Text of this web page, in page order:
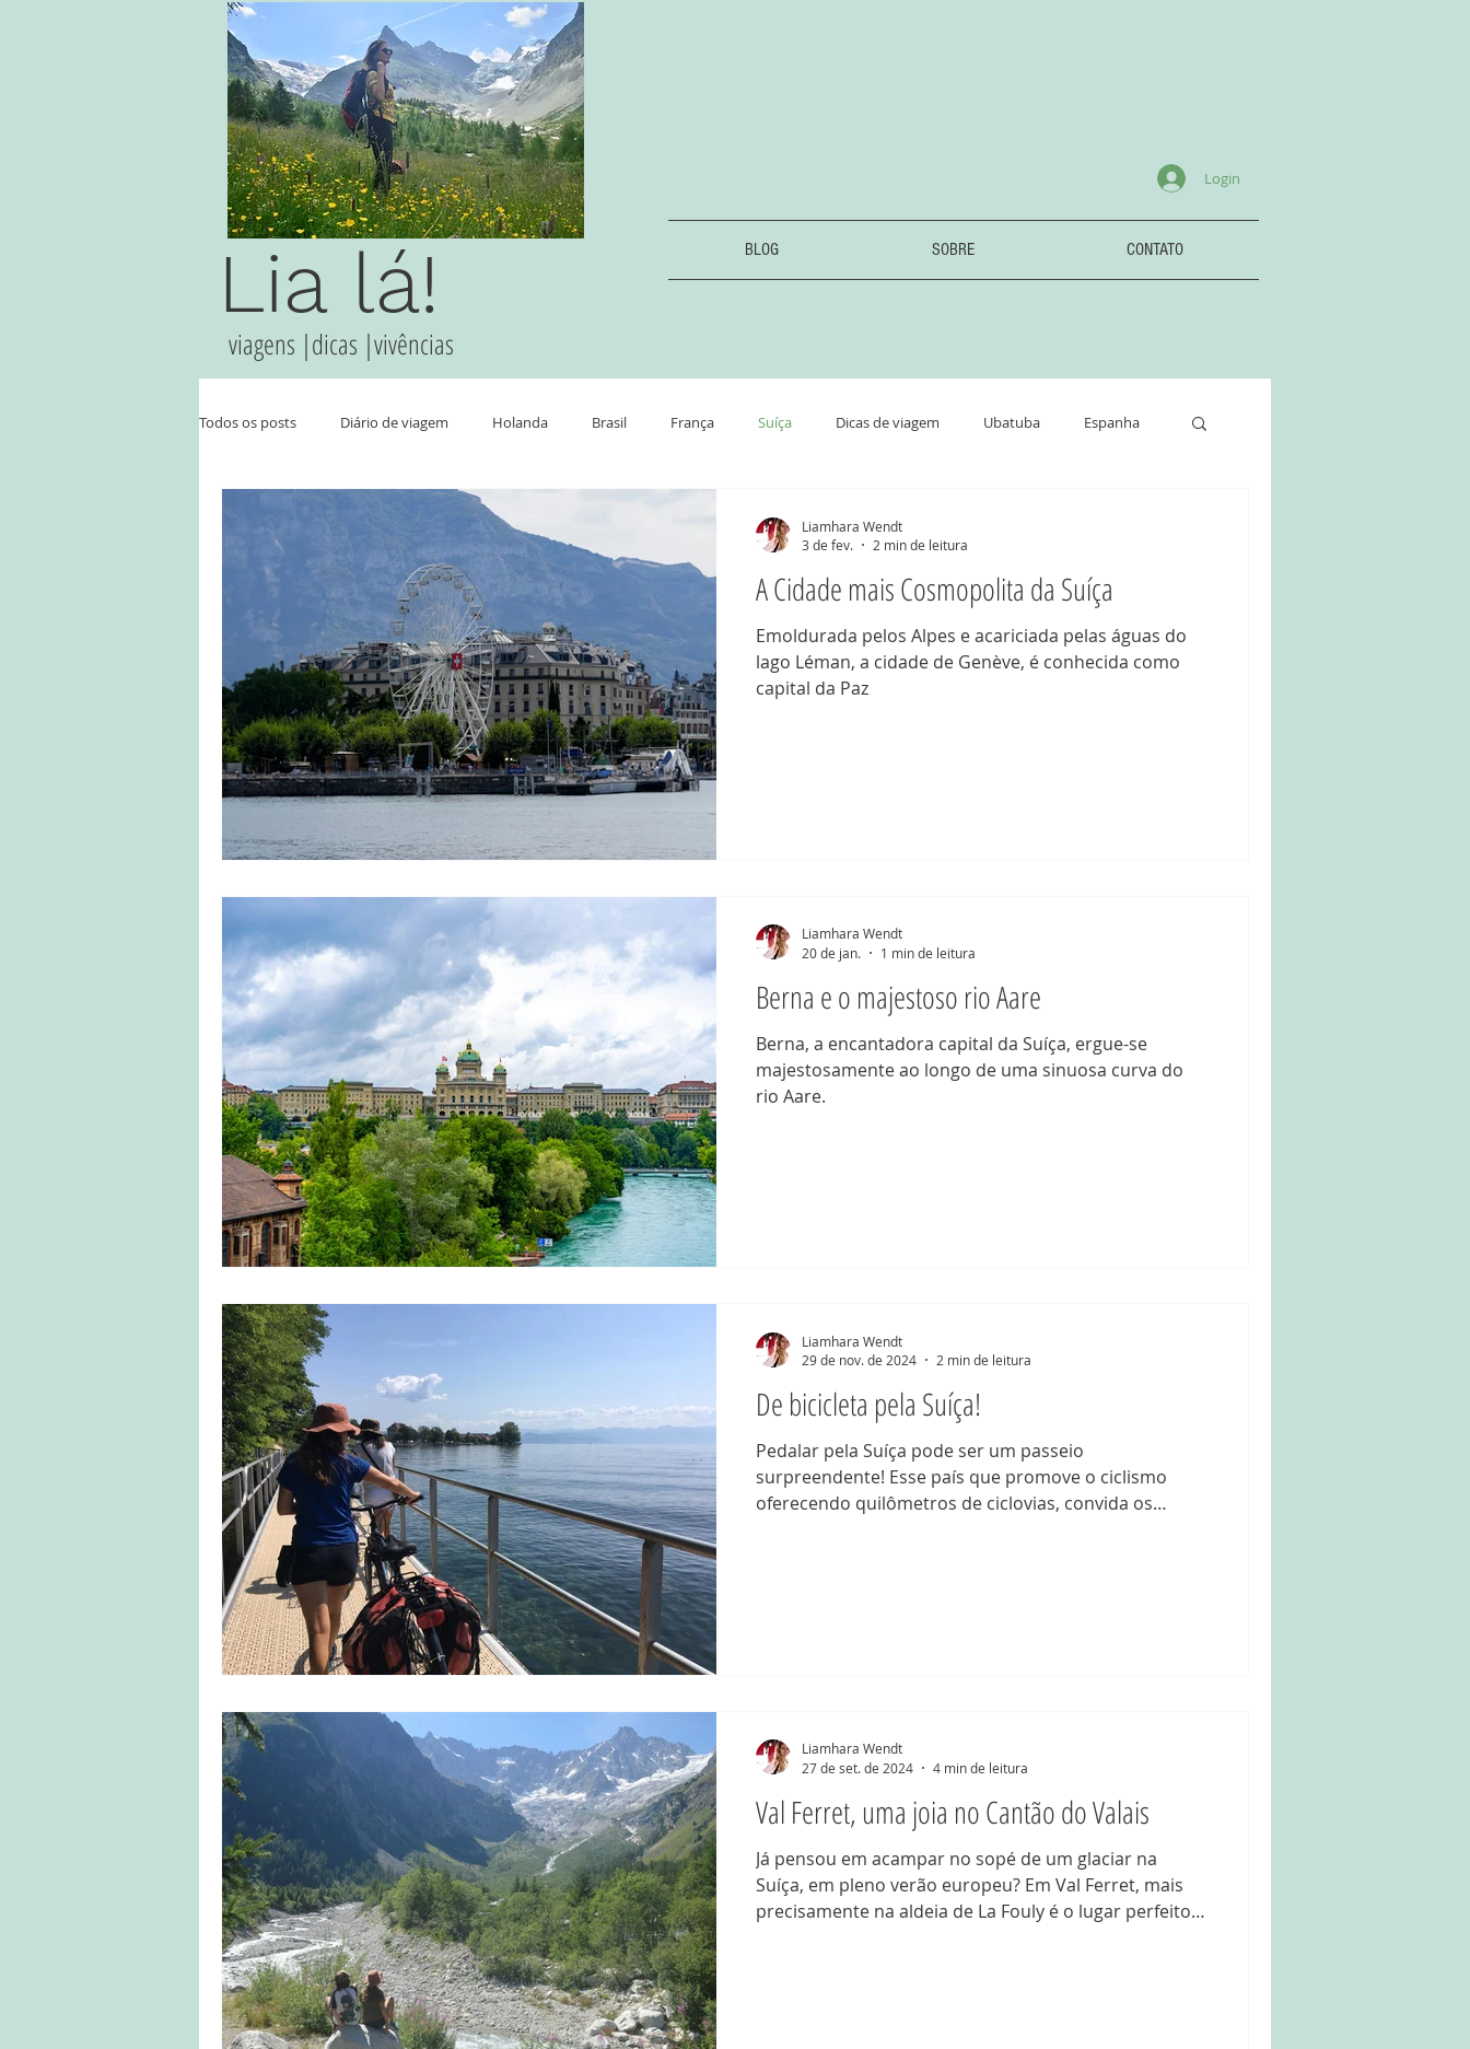
Lia lá!
Login
BLOG SOBRE CONTATO
viagens |dicas |vivências
Todos os posts Diário de viagem Holanda Brasil França Suíça Dicas de viagem Ubatuba Espanha
Portugal
A Cidade mais Cosmopolita da Suíça
Emoldurada pelos Alpes e acariciada pelas águas do
lago Léman, a cidade de Genève, é conhecida como
capital da Paz
Liamhara Wendt
3 de fev.
2 min de leitura
Berna e o majestoso rio Aare
Berna, a encantadora capital da Suíça, ergue-se
majestosamente ao longo de uma sinuosa curva do
rio Aare.
Liamhara Wendt
20 de jan.
1 min de leitura
De bicicleta pela Suíça!
Pedalar pela Suíça pode ser um passeio
surpreendente! Esse país que promove o ciclismo
oferecendo quilômetros de ciclovias, convida os
Liamhara Wendt
29 de nov. de 2024
2 min de leitura
Val Ferret, uma joia no Cantão do Valais
Já pensou em acampar no sopé de um glaciar na
Suíça, em pleno verão europeu? Em Val Ferret, mais
precisamente na aldeia de La Fouly é o lugar perfeito
Liamhara Wendt
27 de set. de 2024
4 min de leitura